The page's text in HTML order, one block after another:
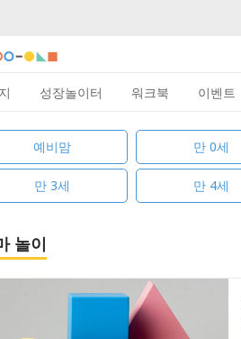
성장놀이터 워크북 이벤트
예비맘 만 0세
만 3세 만 4세
놀이